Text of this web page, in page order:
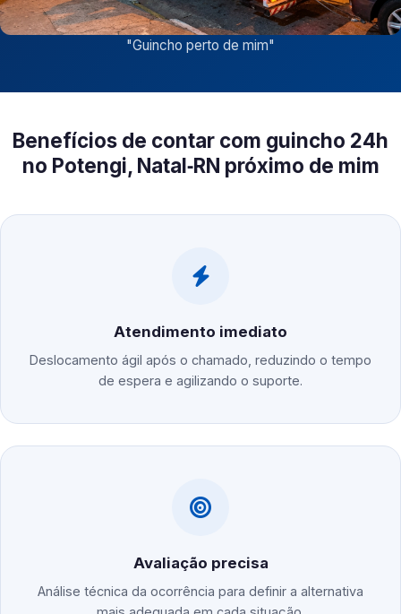
"Guincho perto de mim"
Benefícios de contar com guincho 24h
no Potengi, Natal‑RN próximo de mim
Atendimento imediato
Deslocamento ágil após o chamado, reduzindo o tempo
de espera e agilizando o suporte.
Avaliação precisa
Análise técnica da ocorrência para definir a alternativa